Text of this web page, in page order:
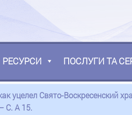
РЕСУРСИ ПОСЛУГИ ТА
уцелел Свято-Воскресенский
С. А 15.